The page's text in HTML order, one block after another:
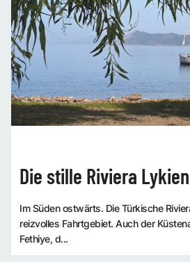
Die stille Riviera
Im Süden ostwärts. Die Türkische
reizvolles Fahrtgebiet. Auch der
Fethiye, d...